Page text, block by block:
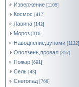
Извержение [1105]
Космос [417]
Лавина [142]
Мороз [316]
Наводнение,цунами [1122]
Оползень,провал [357]
Пожар [691]
Сель [43]
Снегопад [768]